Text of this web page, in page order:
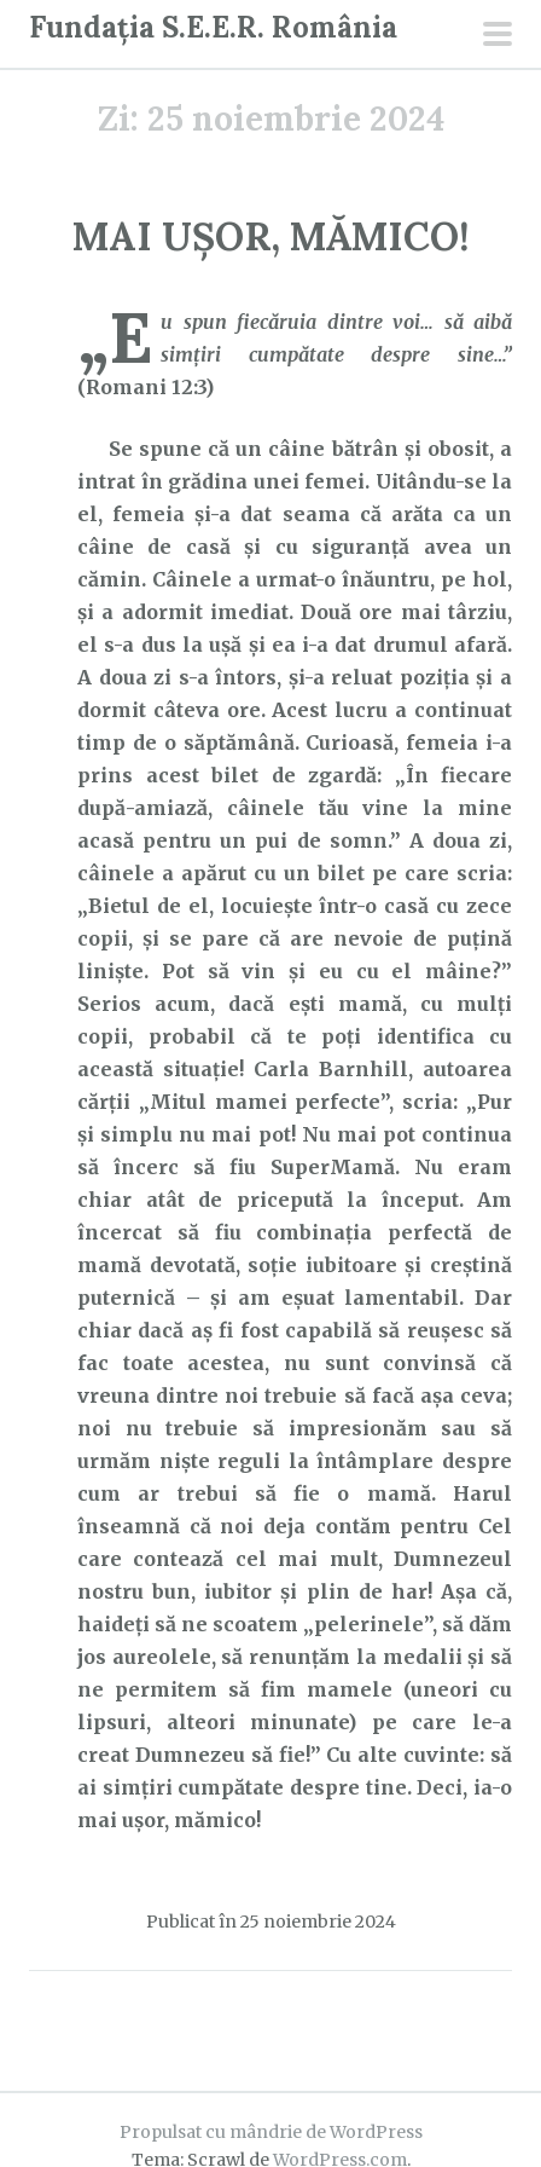
Fundația S.E.E.R. România
Zi: 25 noiembrie 2024
MAI UȘOR, MĂMICO!
„E u spun fiecăruia dintre voi… să aibă
simţiri cumpătate despre sine…”
(Romani 12:3)
Se spune că un câine bătrân și obosit, a
intrat în grădina unei femei. Uitându-se la
el, femeia și-a dat seama că arăta ca un
câine de casă și cu siguranță avea un
cămin. Câinele a urmat-o înăuntru, pe hol,
și a adormit imediat. Două ore mai târziu,
el s-a dus la ușă și ea i-a dat drumul afară.
A doua zi s-a întors, și-a reluat poziția și a
dormit câteva ore. Acest lucru a continuat
timp de o săptămână. Curioasă, femeia i-a
prins acest bilet de zgardă: „În fiecare
după-amiază, câinele tău vine la mine
acasă pentru un pui de somn.” A doua zi,
câinele a apărut cu un bilet pe care scria:
„Bietul de el, locuiește într-o casă cu zece
copii, și se pare că are nevoie de puțină
liniște. Pot să vin și eu cu el mâine?”
Serios acum, dacă ești mamă, cu mulți
copii, probabil că te poți identifica cu
această situație! Carla Barnhill, autoarea
cărții „Mitul mamei perfecte”, scria: „Pur
și simplu nu mai pot! Nu mai pot continua
să încerc să fiu SuperMamă. Nu eram
chiar atât de pricepută la început. Am
încercat să fiu combinația perfectă de
mamă devotată, soție iubitoare și creștină
puternică – și am eșuat lamentabil. Dar
chiar dacă aș fi fost capabilă să reușesc să
fac toate acestea, nu sunt convinsă că
vreuna dintre noi trebuie să facă așa ceva;
noi nu trebuie să impresionăm sau să
urmăm niște reguli la întâmplare despre
cum ar trebui să fie o mamă. Harul
înseamnă că noi deja contăm pentru Cel
care contează cel mai mult, Dumnezeul
nostru bun, iubitor și plin de har! Așa că,
haideți să ne scoatem „pelerinele”, să dăm
jos aureolele, să renunțăm la medalii și să
ne permitem să fim mamele (uneori cu
lipsuri, alteori minunate) pe care le-a
creat Dumnezeu să fie!” Cu alte cuvinte: să
ai simţiri cumpătate despre tine. Deci, ia-o
mai ușor, mămico!
Publicat în 25 noiembrie 2024
Propulsat cu mândrie de WordPress
Tema: Scrawl deWordPress.com.